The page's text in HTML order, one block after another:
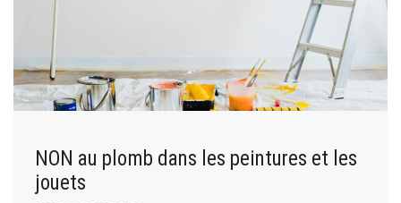
NON au plomb dans les peintures et les
jouets